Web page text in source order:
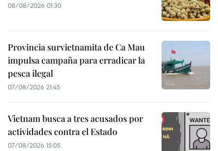
08/08/2026 01:30
Provincia survietnamita de Ca Mau
impulsa campaña para erradicar la
pesca ilegal
07/08/2026 21:45
Vietnam busca a tres acusados por
actividades contra el Estado
07/08/2026 15:05